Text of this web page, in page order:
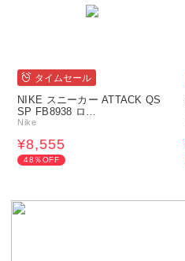
タイムセール
NIKE スニーカー ATTACK QS
SP FB8938 ロ…
Nike
¥8,555
48％OFF